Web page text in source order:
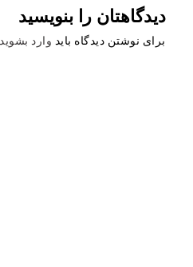
دیدگاهتان را بنویسید
برای نوشتن دیدگاه باید وارد بشوید